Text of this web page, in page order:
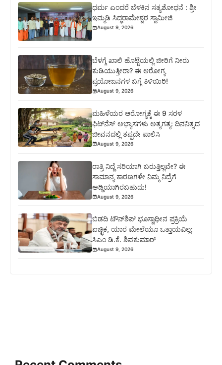
ಧರ್ಮ ಎಂದರೆ ಬೆಳಕಿನ ಸತ್ಯಶೋಧನೆ : ಶ್ರೀ
ಇಮ್ಮಡಿ ಸಿದ್ಧರಾಮೇಶ್ವರ ಸ್ವಾಮೀಜಿ
August 9, 2026
ಬೆಳಗ್ಗೆ ಖಾಲಿ ಹೊಟ್ಟೆಯಲ್ಲಿ ಜೀರಿಗೆ ನೀರು
ಕುಡಿಯುತ್ತೀರಾ? ಈ ಆರೋಗ್ಯ
ಪ್ರಯೋಜನಗಳ ಬಗ್ಗೆ ತಿಳಿಯಿರಿ!
August 9, 2026
ಮಹಿಳೆಯರ ಆರೋಗ್ಯಕ್ಕೆ ಈ 9 ಸರಳ
ಫಿಟ್‌ನೆಸ್‌ ಅಭ್ಯಾಸಗಳು ಅತ್ಯಗತ್ಯ: ದಿನನಿತ್ಯದ
ಜೀವನದಲ್ಲಿ ತಪ್ಪದೇ ಪಾಲಿಸಿ
August 9, 2026
ರಾತ್ರಿ ನಿದ್ದೆ ಸರಿಯಾಗಿ ಬರುತ್ತಿಲ್ಲವೇ? ಈ
ಸಾಮಾನ್ಯ ಕಾರಣಗಳೇ ನಿಮ್ಮ ನಿದ್ರೆಗೆ
ಅಡ್ಡಿಯಾಗಿರಬಹುದು!
August 9, 2026
ಬಿಡದಿ ಟೌನ್‌ಶಿಪ್‌ ಭೂಸ್ವಾಧೀನ ಪ್ರಕ್ರಿಯೆ
ಐಚ್ಛಿಕ, ಯಾರ ಮೇಲೆಯೂ ಒತ್ತಾಯವಿಲ್ಲ:
ಸಿಎಂ ಡಿ.ಕೆ. ಶಿವಕುಮಾರ್
August 9, 2026